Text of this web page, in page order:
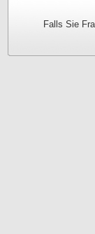
Falls Sie